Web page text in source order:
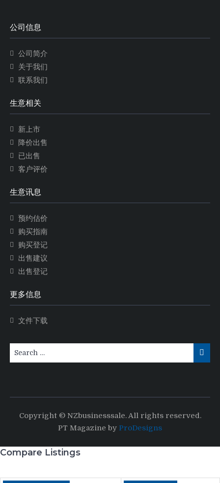
公司信息
公司简介
关于我们
联系我们
生意相关
新上市
降价出售
已出售
客户评价
生意讯息
预约估价
购买指南
购买登记
出售建议
出售登记
更多信息
文件下载
Copyright © NZbusinesssale. All rights reserved.
PT Magazine by ProDesigns
Compare Listings